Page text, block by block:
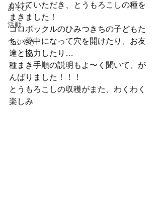
あそび
活動
つぶやき
かけていただき、とうもろこしの種を
まきました！
コロボックルのひみつきちの子どもた
ち、夢中になって穴を開けたり、お友
達と協力したり…
種まき手順の説明もよ〜く聞いて、が
んばりました！！！
とうもろこしの収穫がまた、わくわく
楽しみ